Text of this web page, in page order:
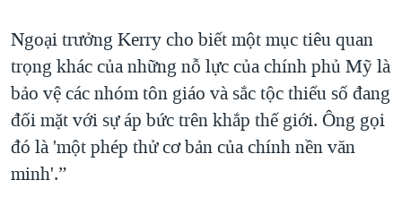
Ngoại trưởng Kerry cho biết một mục tiêu quan
trọng khác của những nỗ lực của chính phủ Mỹ là
bảo vệ các nhóm tôn giáo và sắc tộc thiểu số đang
đối mặt với sự áp bức trên khắp thế giới. Ông gọi
đó là 'một phép thử cơ bản của chính nền văn
minh'.”